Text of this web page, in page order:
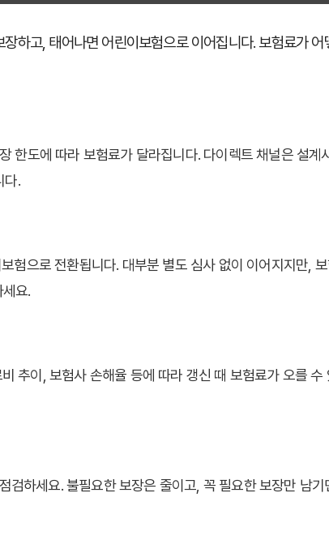
하고, 태어나면 어린이보험으로 이어집니다. 보험료가
한도에 따라 보험료가 달라집니다. 다이렉트 채널은 설계
다.
험으로 전환됩니다. 대부분 별도 심사 없이 이어지지만,
요.
추이, 보험사 손해율 등에 따라 갱신 때 보험료가 오를 수
검하세요. 불필요한 보장은 줄이고, 꼭 필요한 보장만 남기